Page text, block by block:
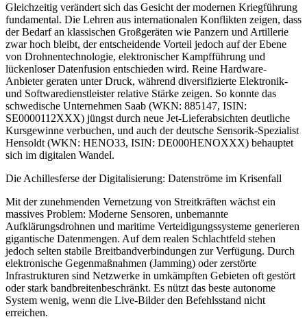
Gleichzeitig verändert sich das Gesicht der modernen Kriegführung
fundamental. Die Lehren aus internationalen Konflikten zeigen, dass
der Bedarf an klassischen Großgeräten wie Panzern und Artillerie
zwar hoch bleibt, der entscheidende Vorteil jedoch auf der Ebene
von Drohnentechnologie, elektronischer Kampfführung und
lückenloser Datenfusion entschieden wird. Reine Hardware-
Anbieter geraten unter Druck, während diversifizierte Elektronik-
und Softwaredienstleister relative Stärke zeigen. So konnte das
schwedische Unternehmen Saab (WKN: 885147, ISIN:
SE0000112XXX) jüngst durch neue Jet-Lieferabsichten deutliche
Kursgewinne verbuchen, und auch der deutsche Sensorik-Spezialist
Hensoldt (WKN: HENO33, ISIN: DE000HENOXXX) behauptet
sich im digitalen Wandel.
Die Achillesferse der Digitalisierung: Datenströme im Krisenfall
Mit der zunehmenden Vernetzung von Streitkräften wächst ein
massives Problem: Moderne Sensoren, unbemannte
Aufklärungsdrohnen und maritime Verteidigungssysteme generieren
gigantische Datenmengen. Auf dem realen Schlachtfeld stehen
jedoch selten stabile Breitbandverbindungen zur Verfügung. Durch
elektronische Gegenmaßnahmen (Jamming) oder zerstörte
Infrastrukturen sind Netzwerke in umkämpften Gebieten oft gestört
oder stark bandbreitenbeschränkt. Es nützt das beste autonome
System wenig, wenn die Live-Bilder den Befehlsstand nicht
erreichen.